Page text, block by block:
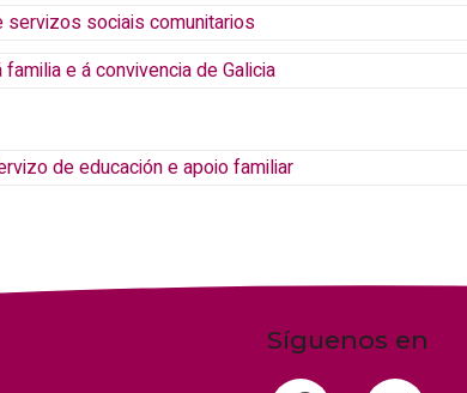
sociais comunitarios
e á convivencia de Galicia
de educación e apoio familiar
Síguenos en